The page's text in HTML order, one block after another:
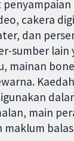
cakera
dan
sumber lain
mainan
main
maklum